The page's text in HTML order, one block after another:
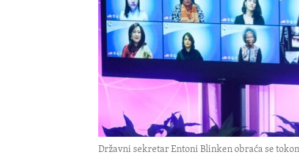
Državni sekretar Entoni Blinken obraća se